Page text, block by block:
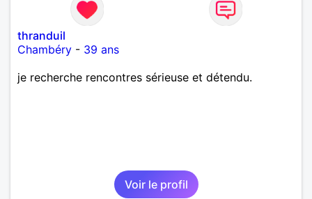
thranduil
Chambéry - 39 ans
je recherche rencontres sérieuse et détendu.
Voir le profil